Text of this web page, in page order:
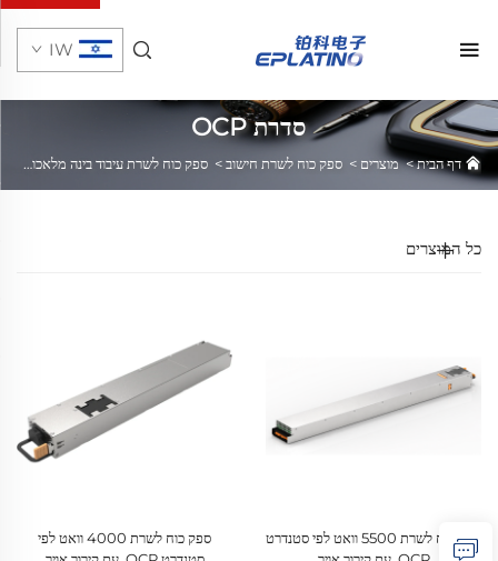
IW
סדרת OCP
דף הבית>מוצרים > ספק כוח לשרת חישוב> ספק כוח לשרת עיבוד בינה מלאכותית
כל המוצרים
ספק כוח לשרת 5500 וואט לפי סטנדרט
ספק כוח לשרת 4000 וואט לפי